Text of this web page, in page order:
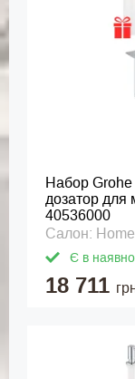
Набор
дозатор для
40536000
Салон:
Є в
18 711